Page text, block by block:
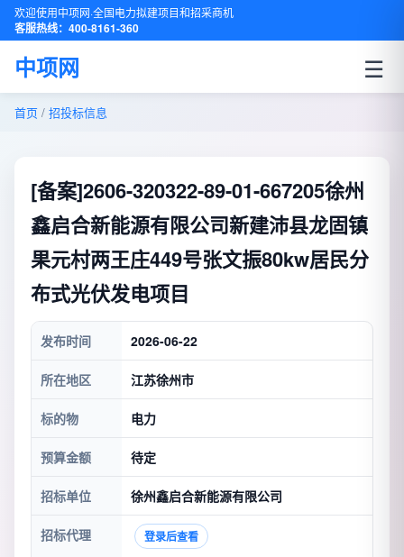
欢迎使用中项网·全国电力拟建项目和招采商机
客服热线：400-8161-360
中项网 ☰
首页 / 招投标信息
[备案]2606-320322-89-01-667205徐州
鑫启合新能源有限公司新建沛县龙固镇
果元村两王庄449号张文振80kw居民分
布式光伏发电项目
发布时间 2026-06-22
所在地区 江苏徐州市
标的物 电力
预算金额 待定
招标单位 徐州鑫启合新能源有限公司
招标代理 登录后查看